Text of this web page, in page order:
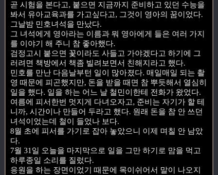
곧 시험을 본다고, 붙으면 지금까지 준비하고 있던 수능을
봐서 유아교육과를 가고싶다고, 그것이 영아의 꿈이었다.
그날밤 민호녀석을 만났다.
그 녀석에게 영아라는 이름과 뭐 영아에게 들은 여러 가지
를 이야기 해 주니 참 좋아했다.
검정고시 붙으면 꽃이라도 사들고 가야겠다고 하기에 그
러려면 책방에서 책좀 빌려보면서 친해지라고 했다.
민호를 만난 다음날부턴 일이 많아졌다. 매일매일 되는 촬
영 때문에 피곤했지만, 돈을 받을 때면 참 뿌듯해서 열심히
일을 했다. 일을 하는 어느 날 철민이한테 전화가 왔었다.
여름에 피서한번 멋지게 다녀오자고, 준비는 자기가 할 테
니까, 시간이나 만들어 두라고 했다. 원래 돈을 참 안 쓰던
녀석이었는데 철이 들었나 보다.
8월 초에 피서를 가기로 잡아 놓았으니 이제 며칠 안 남았
다.
7월 31일 오늘을 마지막으로 일을 그만 하기로 맘을 먹고
하루종일 소리를 질렀다.
응원을 하는 장면이었기 때문에 목이쉬어서 말이 나오지